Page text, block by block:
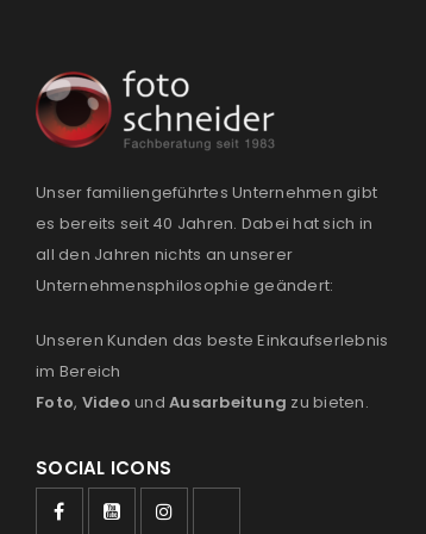
Unser familiengeführtes Unternehmen gibt
es bereits seit 40 Jahren. Dabei hat sich in
all den Jahren nichts an unserer
Unternehmensphilosophie geändert:
Unseren Kunden das beste Einkaufserlebnis
im Bereich
Foto, Video und Ausarbeitung zu bieten.
SOCIAL ICONS